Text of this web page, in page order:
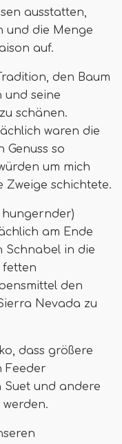
ausstatten,
und die Menge
auf.
den Baum
und seine
schänen.
waren die
Genuss so
um mich
Zweige schichtete.
am Ende
Schnabel in die
fetten
den
Nevada zu
dass größere
Feeder
Suet und andere